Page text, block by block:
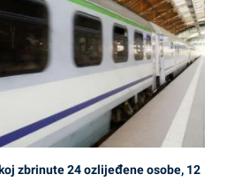
zbrinute 24 ozlijeđene osobe, 12